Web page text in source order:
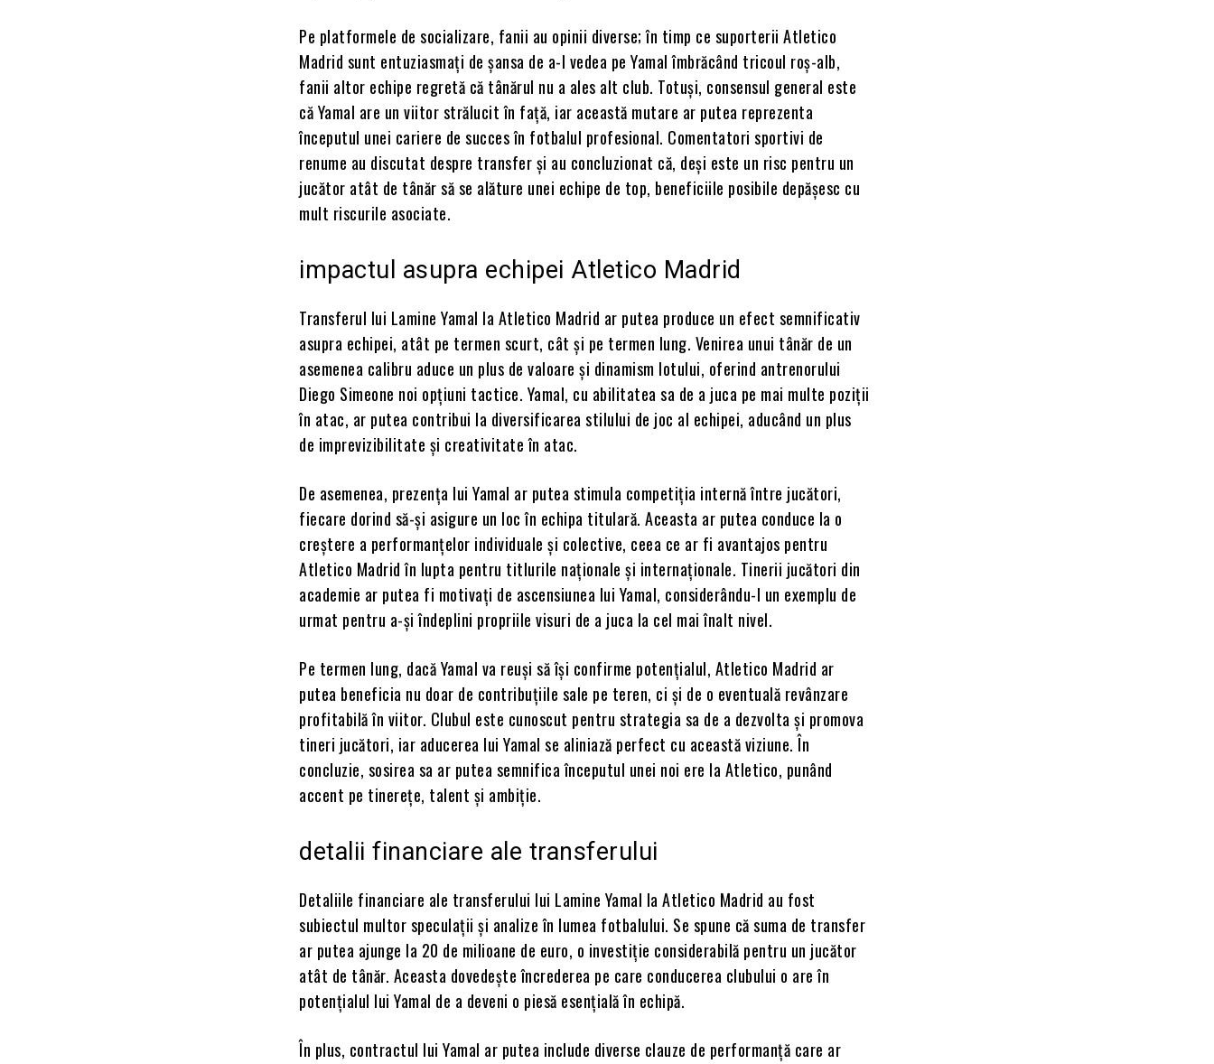
Pe platformele de socializare, fanii au opinii diverse; în timp ce suporterii Atletico
Madrid sunt entuziasmați de șansa de a-l vedea pe Yamal îmbrăcând tricoul roș-alb,
fanii altor echipe regretă că tânărul nu a ales alt club. Totuși, consensul general este
că Yamal are un viitor strălucit în față, iar această mutare ar putea reprezenta
începutul unei cariere de succes în fotbalul profesional. Comentatori sportivi de
renume au discutat despre transfer și au concluzionat că, deși este un risc pentru un
jucător atât de tânăr să se alăture unei echipe de top, beneficiile posibile depășesc cu
mult riscurile asociate.
impactul asupra echipei Atletico Madrid
Transferul lui Lamine Yamal la Atletico Madrid ar putea produce un efect semnificativ
asupra echipei, atât pe termen scurt, cât și pe termen lung. Venirea unui tânăr de un
asemenea calibru aduce un plus de valoare și dinamism lotului, oferind antrenorului
Diego Simeone noi opțiuni tactice. Yamal, cu abilitatea sa de a juca pe mai multe poziții
în atac, ar putea contribui la diversificarea stilului de joc al echipei, aducând un plus
de imprevizibilitate și creativitate în atac.
De asemenea, prezența lui Yamal ar putea stimula competiția internă între jucători,
fiecare dorind să-și asigure un loc în echipa titulară. Aceasta ar putea conduce la o
creștere a performanțelor individuale și colective, ceea ce ar fi avantajos pentru
Atletico Madrid în lupta pentru titlurile naționale și internaționale. Tinerii jucători din
academie ar putea fi motivați de ascensiunea lui Yamal, considerându-l un exemplu de
urmat pentru a-și îndeplini propriile visuri de a juca la cel mai înalt nivel.
Pe termen lung, dacă Yamal va reuși să își confirme potențialul, Atletico Madrid ar
putea beneficia nu doar de contribuțiile sale pe teren, ci și de o eventuală revânzare
profitabilă în viitor. Clubul este cunoscut pentru strategia sa de a dezvolta și promova
tineri jucători, iar aducerea lui Yamal se aliniază perfect cu această viziune. În
concluzie, sosirea sa ar putea semnifica începutul unei noi ere la Atletico, punând
accent pe tinerețe, talent și ambiție.
detalii financiare ale transferului
Detaliile financiare ale transferului lui Lamine Yamal la Atletico Madrid au fost
subiectul multor speculații și analize în lumea fotbalului. Se spune că suma de transfer
ar putea ajunge la 20 de milioane de euro, o investiție considerabilă pentru un jucător
atât de tânăr. Aceasta dovedește încrederea pe care conducerea clubului o are în
potențialul lui Yamal de a deveni o piesă esențială în echipă.
În plus, contractul lui Yamal ar putea include diverse clauze de performanță care ar